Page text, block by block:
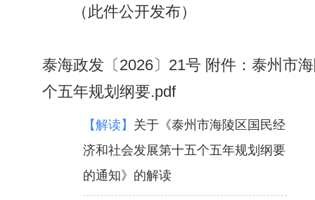
（此件公开发布）
泰海政发〔2026〕21号 附件：泰州市
个五年规划纲要.pdf
【解读】 关于《泰州市海陵区国民经
济和社会发展第十五个五年规划纲要
的通知》的解读